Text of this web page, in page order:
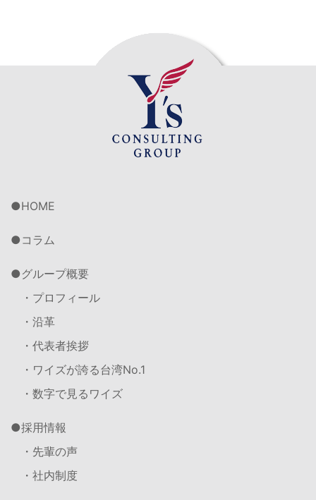
HOME
コラム
グループ概要
・プロフィール
・沿革
・代表者挨拶
・ワイズが誇る台湾No.1
・数字で見るワイズ
採用情報
・先輩の声
・社内制度